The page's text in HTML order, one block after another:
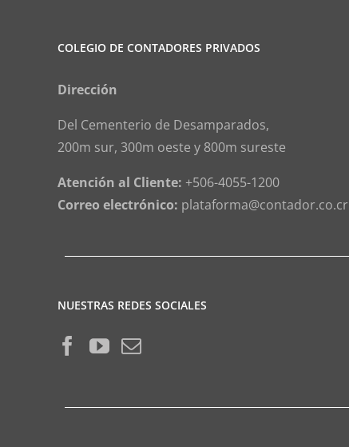
COLEGIO DE CONTADORES PRIVADOS
Dirección
Del Cementerio de Desamparados,
200m sur, 300m oeste y 800m sureste
Atención al Cliente: +506-4055-1200
Correo electrónico: plataforma@contador.co.cr
NUESTRAS REDES SOCIALES